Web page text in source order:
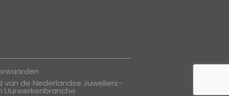
van de Nederlandse Juweliers-
Uurwerkenbranche